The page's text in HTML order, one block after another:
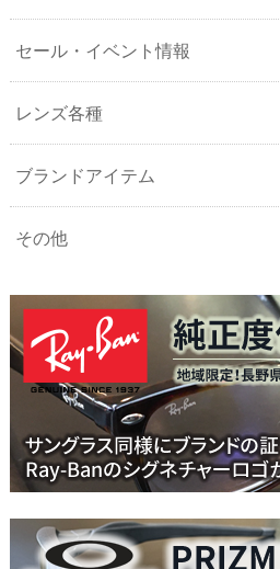
セール・イベント情報
レンズ各種
ブランドアイテム
その他